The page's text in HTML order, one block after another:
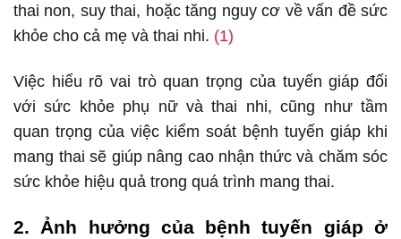
thai non, suy thai, hoặc tăng nguy cơ về vấn đề sức
khỏe cho cả mẹ và thai nhi. (1)
Việc hiểu rõ vai trò quan trọng của tuyến giáp đối
với sức khỏe phụ nữ và thai nhi, cũng như tầm
quan trọng của việc kiểm soát bệnh tuyến giáp khi
mang thai sẽ giúp nâng cao nhận thức và chăm sóc
sức khỏe hiệu quả trong quá trình mang thai.
2. Ảnh hưởng của bệnh tuyến giáp ở